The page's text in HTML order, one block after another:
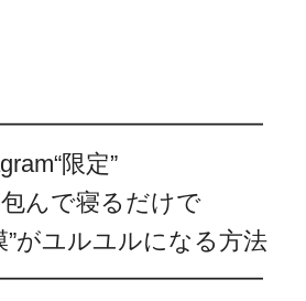
限定”
んで寝るだけで
”がユルユルになる方法